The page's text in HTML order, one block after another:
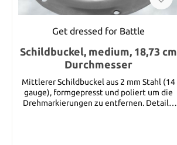
Get dressed for Battle
Schildbuckel, medium, 18,73 cm
Durchmesser
Mittlerer Schildbuckel aus 2 mm Stahl (14
gauge), formgepresst und poliert um die
Drehmarkierungen zu entfernen. Details: